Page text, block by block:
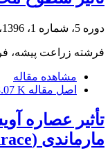
دوره 5، شماره 1، 1396، صفحه
فرشته زراعت پیشه،
مشاهده مقاله
اصل مقاله K
تأثیر عصاره
مارماندی (Solanum lycopersicum Marmandi landrace)